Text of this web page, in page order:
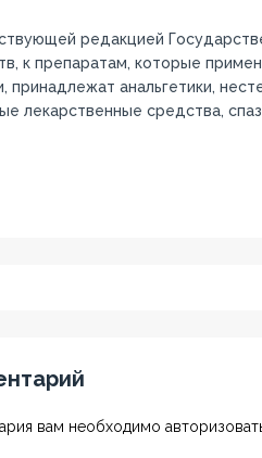
редакцией
к препаратам, которые
принадлежат анальгетики,
лекарственные средства,
вам необходимо